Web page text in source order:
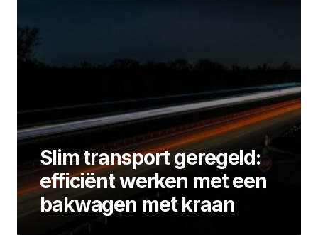
Slim transport geregeld:
efficiënt werken met een
bakwagen met kraan